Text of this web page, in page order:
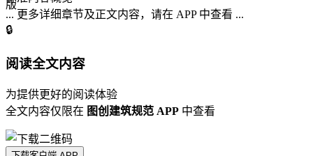
... 更多详细章节及正文内容，请在 APP 中查看 ...
🔒
阅读全文内容
为提供更好的阅读体验
全文内容仅限在 图创建筑规范 APP 中查看